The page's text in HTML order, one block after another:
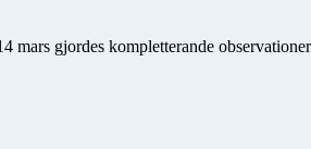
mars gjordes kompletterande